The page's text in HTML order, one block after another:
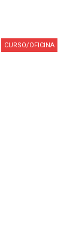
CURSO/OFICINA